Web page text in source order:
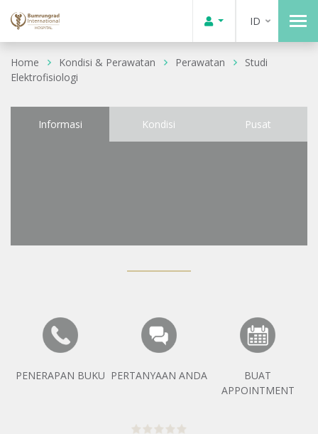
ID
Home Kondisi & Perawatan Perawatan
Studi
Elektrofisiologi
Informasi Kondisi Pusat
PENERAPAN BUKU PERTANYAAN ANDA
BUAT
APPOINTMENT